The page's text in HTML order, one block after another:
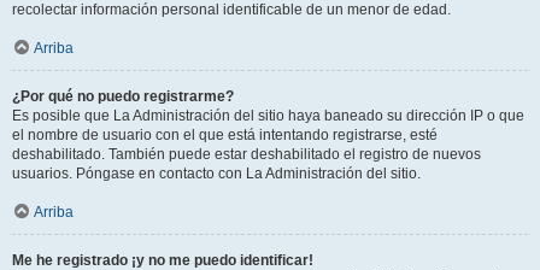
recolectar información personal identificable de un menor de edad.
Arriba
¿Por qué no puedo registrarme?
Es posible que La Administración del sitio haya baneado su dirección IP o que
el nombre de usuario con el que está intentando registrarse, esté
deshabilitado. También puede estar deshabilitado el registro de nuevos
usuarios. Póngase en contacto con La Administración del sitio.
Arriba
Me he registrado ¡y no me puedo identificar!